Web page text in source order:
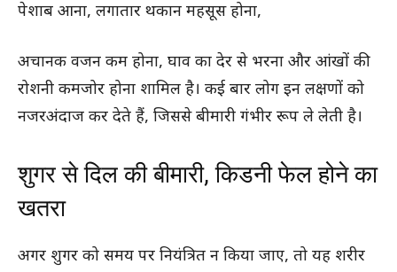
पेशाब आना, लगातार थकान महसूस होना,
अचानक वजन कम होना, घाव का देर से भरना और आंखों की
रोशनी कमजोर होना शामिल है। कई बार लोग इन लक्षणों को
नजरअंदाज कर देते हैं, जिससे बीमारी गंभीर रूप ले लेती है।
शुगर से दिल की बीमारी, किडनी फेल होने का
खतरा
अगर शुगर को समय पर नियंत्रित न किया जाए, तो यह शरीर